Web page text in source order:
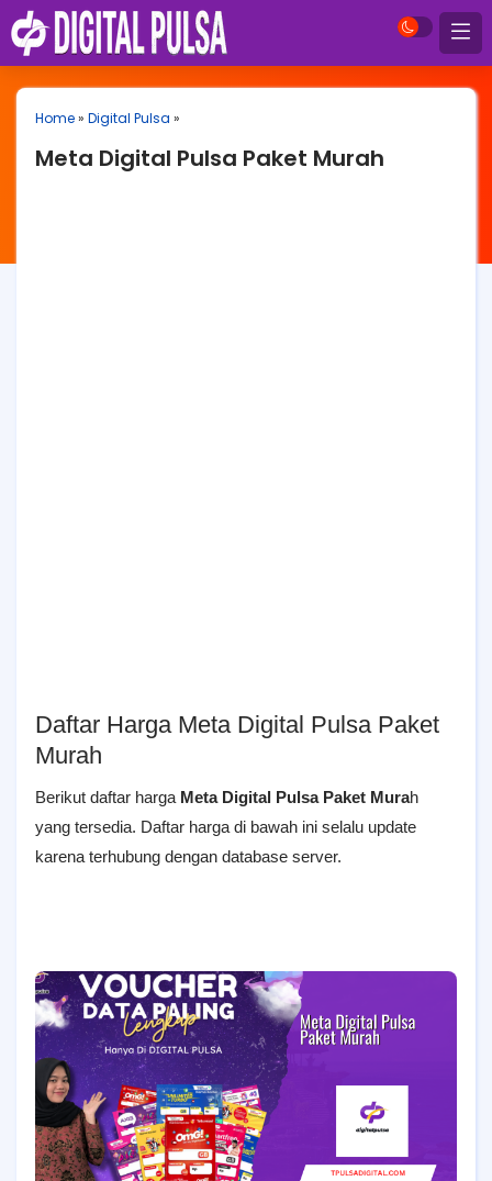
Home» Digital Pulsa »
Meta Digital Pulsa Paket Murah
Daftar Harga Meta Digital Pulsa Paket
Murah
Berikut daftar harga Meta Digital Pulsa Paket Murah
yang tersedia. Daftar harga di bawah ini selalu update
karena terhubung dengan database server.